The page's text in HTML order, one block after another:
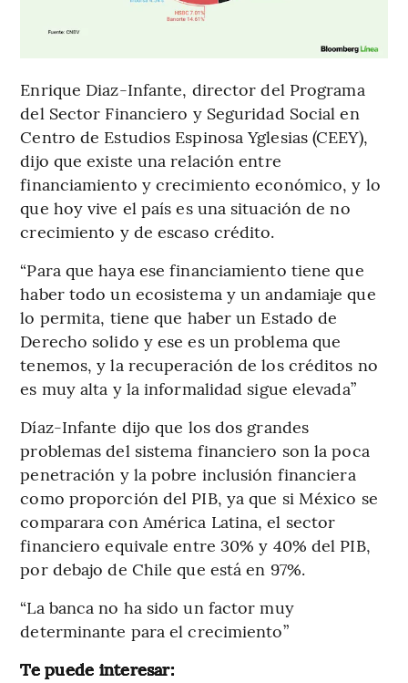
Enrique Diaz-Infante, director del Programa
del Sector Financiero y Seguridad Social en
Centro de Estudios Espinosa Yglesias (CEEY),
dijo que existe una relación entre
financiamiento y crecimiento económico, y lo
que hoy vive el país es una situación de no
crecimiento y de escaso crédito.
“Para que haya ese financiamiento tiene que
haber todo un ecosistema y un andamiaje que
lo permita, tiene que haber un Estado de
Derecho solido y ese es un problema que
tenemos, y la recuperación de los créditos no
es muy alta y la informalidad sigue elevada”
Díaz-Infante dijo que los dos grandes
problemas del sistema financiero son la poca
penetración y la pobre inclusión financiera
como proporción del PIB, ya que si México se
comparara con América Latina, el sector
financiero equivale entre 30% y 40% del PIB,
por debajo de Chile que está en 97%.
“La banca no ha sido un factor muy
determinante para el crecimiento”
Te puede interesar: